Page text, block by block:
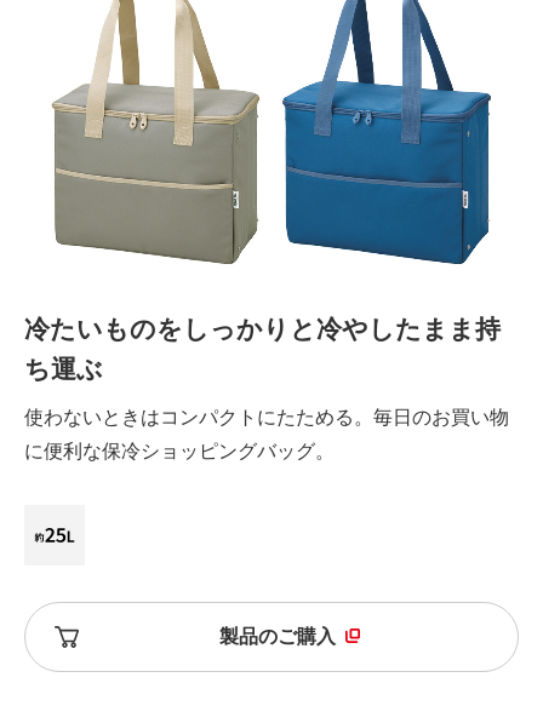
索
を
開
き
ま
す
冷たいものをしっかりと冷やしたまま持
ち運ぶ
使わないときはコンパクトにたためる。毎日のお買い物
に便利な保冷ショッピングバッグ。
製品のご購入